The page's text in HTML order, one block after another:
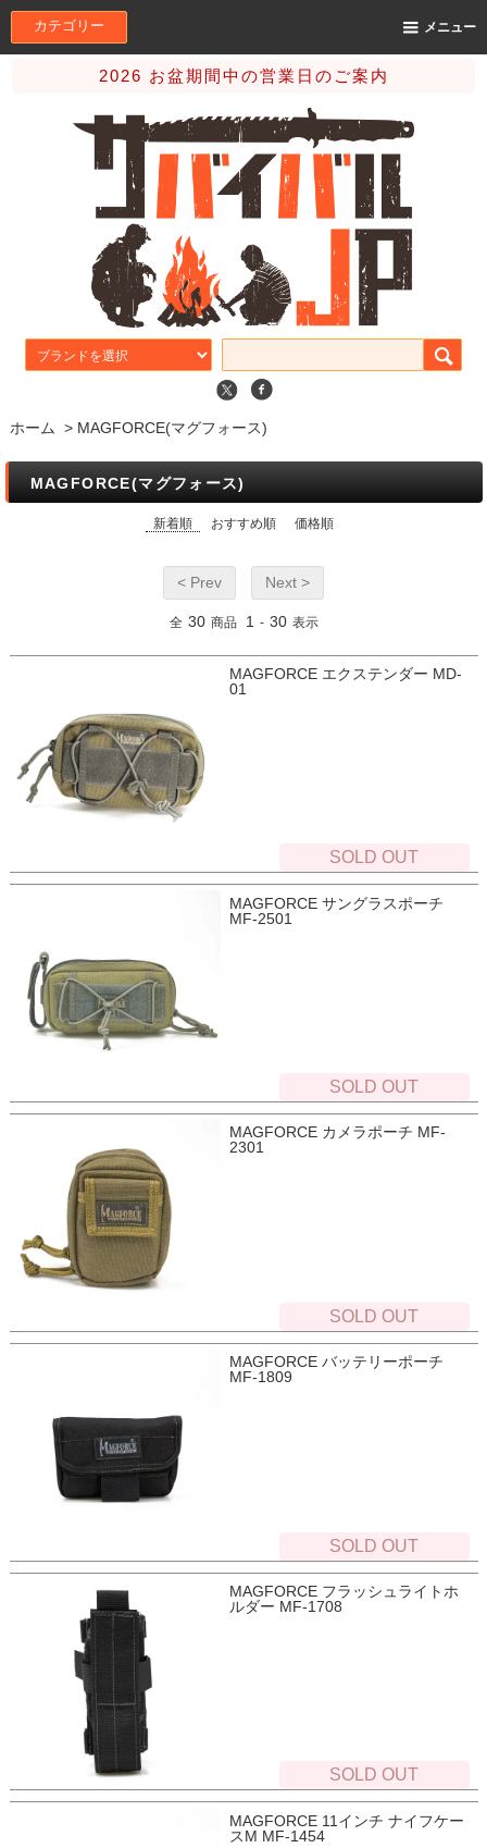
カテゴリー メニュー
2026 お盆期間中の営業日のご案内
ホーム > MAGFORCE(マグフォース)
MAGFORCE(マグフォース)
新着順 おすすめ順 価格順
< Prev Next >
全 30 商品 1 - 30 表示
MAGFORCE エクステンダー MD-
01
SOLD OUT
MAGFORCE サングラスポーチ
MF-2501
SOLD OUT
MAGFORCE カメラポーチ MF-
2301
SOLD OUT
MAGFORCE バッテリーポーチ
MF-1809
SOLD OUT
MAGFORCE フラッシュライトホ
ルダー MF-1708
SOLD OUT
MAGFORCE 11インチ ナイフケー
スM MF-1454